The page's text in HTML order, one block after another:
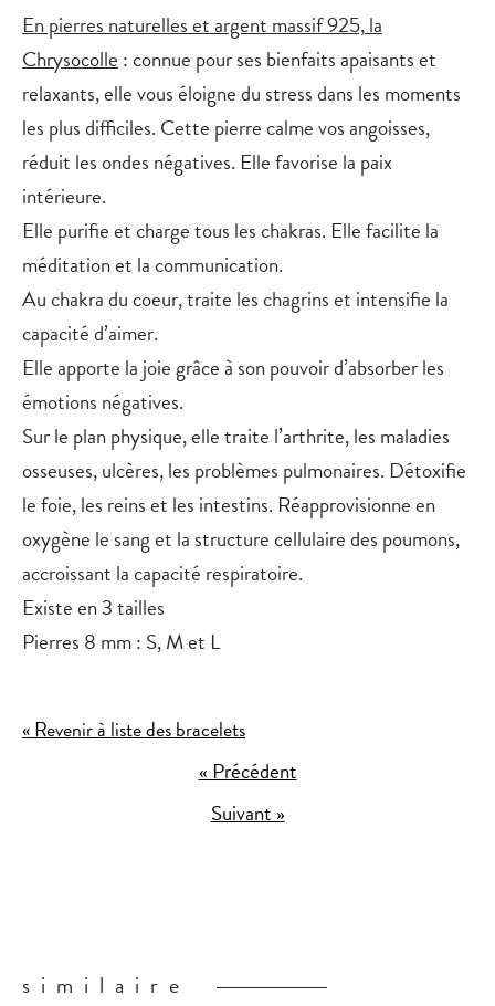
En pierres naturelles et argent massif 925,la
Chrysocolle: connue pour ses bienfaits apaisants et
relaxants, elle vous éloigne du stress dans les moments
les plus difficiles. Cette pierre calme vos angoisses,
réduit les ondes négatives. Elle favorise la paix
intérieure.
Elle purifie et charge tous les chakras. Elle facilite la
méditation et la communication.
Au chakra du coeur, traite les chagrins et intensifie la
capacité d’aimer.
Elle apporte la joie grâce à son pouvoir d’absorber les
émotions négatives.
Sur le plan physique, elle traite l’arthrite, les maladies
osseuses, ulcères, les problèmes pulmonaires. Détoxifie
le foie, les reins et les intestins. Réapprovisionne en
oxygène le sang et la structure cellulaire des poumons,
accroissant la capacité respiratoire.
Existe en 3 tailles
Pierres 8 mm : S, M et L
« Revenir à liste des bracelets
« Précédent
Suivant »
similaire